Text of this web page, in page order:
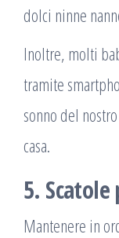
dolci ninne
Inoltre, molti
tramite
sonno del
casa.
5.
Mantenere in